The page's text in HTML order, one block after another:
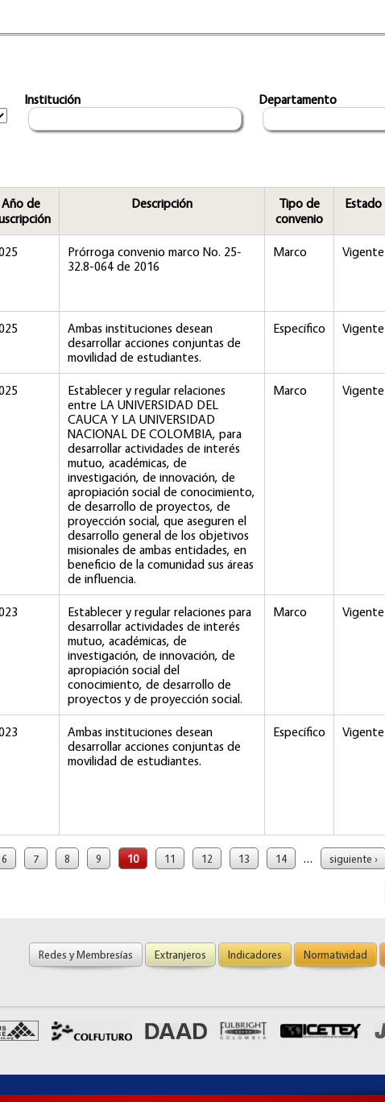
Institución Departamento
Año de
Descripción
Tipo de
convenio
Estado
Prórroga convenio marco No. 25-
32.8-064 de 2016
Marco Vigente
Ambas instituciones desean
desarrollar acciones conjuntas de
movilidad de estudiantes.
Específico Vigente
Establecer y regular relaciones
entre LA UNIVERSIDAD DEL
CAUCA Y LA UNIVERSIDAD
NACIONAL DE COLOMBIA, para
desarrollar actividades de interés
mutuo, académicas, de
investigación, de innovación, de
apropiación social de conocimiento,
de desarrollo de proyectos, de
proyección social, que aseguren el
desarrollo general de los objetivos
misionales de ambas entidades, en
beneficio de la comunidad sus áreas
de influencia.
Marco Vigente
Establecer y regular relaciones para
desarrollar actividades de interés
mutuo, académicas, de
investigación, de innovación, de
apropiación social del
conocimiento, de desarrollo de
proyectos y de proyección social.
Marco Vigente
Ambas instituciones desean
desarrollar acciones conjuntas de
movilidad de estudiantes.
Específico Vigente
6 7 8 9 10 11 12 13 14 … siguiente ›
Redes y Membresías Extranjeros Indicadores Normatividad